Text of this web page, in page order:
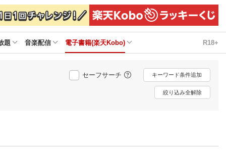
楽天ブックス
雑誌読み放題
楽天ミュージック
動画配信
楽天TV
動画配信ガイド
題 音楽配信 電子書籍(楽天Kobo) R18+
セーフサーチ キーワード条件追加
絞り込み全解除